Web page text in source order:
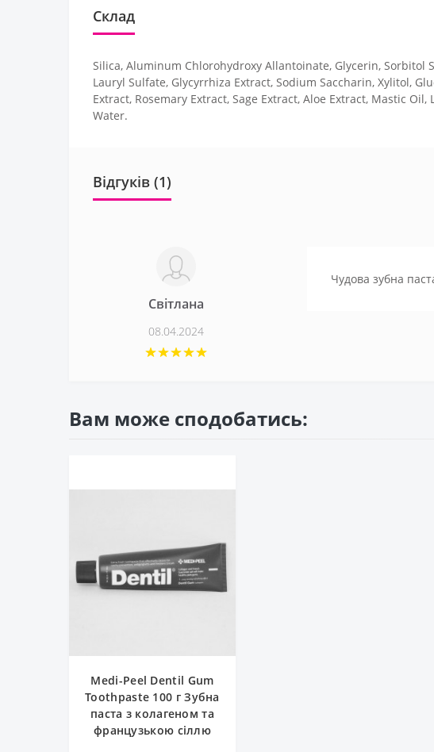
Склад
Silica, Aluminum Chlorohydroxy Allantoinate, Glycerin, Sorbitol
Lauryl Sulfate, Glycyrrhiza Extract, Sodium Saccharin, Xylitol,
Extract, Rosemary Extract, Sage Extract, Aloe Extract, Mastic
Water.
Відгуків (1)
Світлана
08.04.2024
Чудова зубна
Вам може сподобатись:
Medi-Peel Dentil Gum
Toothpaste 100 г Зубна
паста з колагеном та
французькою сіллю